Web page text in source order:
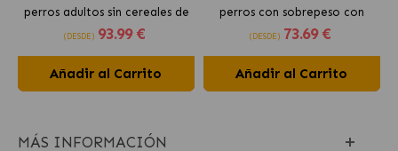
perros adultos sin cereales de
pollo
(DESDE) 93.99 €
Añadir al Carrito
perros con sobrepeso con
pollo fresco
(DESDE) 73.69 €
Añadir al Carrito
MÁS INFORMACIÓN